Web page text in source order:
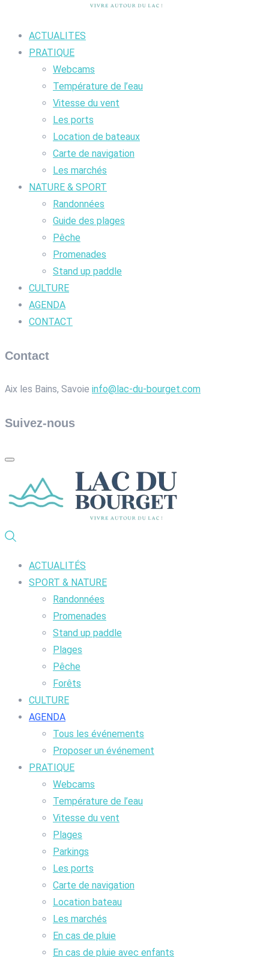
ACTUALITES
PRATIQUE
Webcams
Température de l’eau
Vitesse du vent
Les ports
Location de bateaux
Carte de navigation
Les marchés
NATURE & SPORT
Randonnées
Guide des plages
Pêche
Promenades
Stand up paddle
CULTURE
AGENDA
CONTACT
Contact
Aix les Bains, Savoie info@lac-du-bourget.com
Suivez-nous
ACTUALITÉS
SPORT & NATURE
Randonnées
Promenades
Stand up paddle
Plages
Pêche
Forêts
CULTURE
AGENDA
Tous les événements
Proposer un événement
PRATIQUE
Webcams
Température de l’eau
Vitesse du vent
Plages
Parkings
Les ports
Carte de navigation
Location bateau
Les marchés
En cas de pluie
En cas de pluie avec enfants